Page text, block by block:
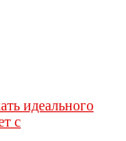
идеального
с